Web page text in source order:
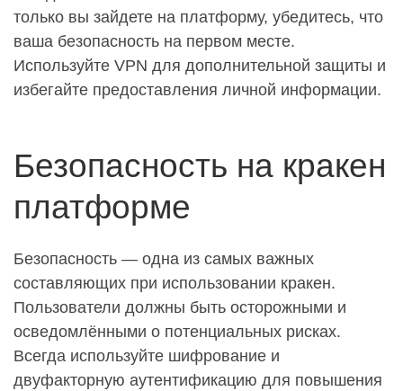
только вы зайдете на платформу, убедитесь, что
ваша безопасность на первом месте.
Используйте VPN для дополнительной защиты и
избегайте предоставления личной информации.
Безопасность на кракен
платформе
Безопасность — одна из самых важных
составляющих при использовании кракен.
Пользователи должны быть осторожными и
осведомлёнными о потенциальных рисках.
Всегда используйте шифрование и
двуфакторную аутентификацию для повышения